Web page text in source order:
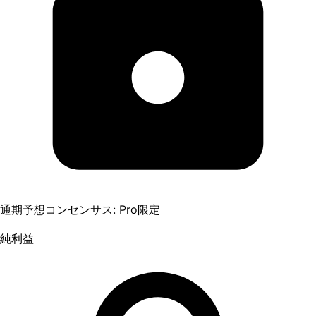
通期予想コンセンサス: Pro限定
純利益